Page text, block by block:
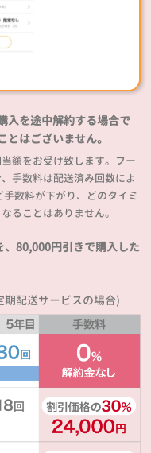
入を途中解約する場合で
はございません。
額をお受け致します。フー
手数料は配送済み回数によ
数料が下がり、どのタイミ
ることはありません。
80,000円引きで購入した
配送サービスの場合)